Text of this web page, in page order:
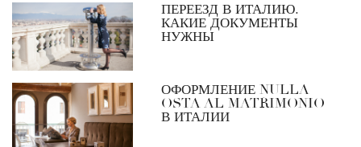
ПЕРЕЕЗД В ИТАЛИЮ.
КАКИЕ ДОКУМЕНТЫ
НУЖНЫ
ОФОРМЛЕНИЕ NULLA
OSTA AL MATRIMONIO
В ИТАЛИИ